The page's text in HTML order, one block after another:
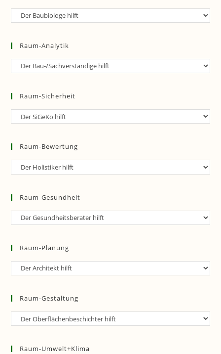
Raum-
Raum-Analytik
Raum-
Raum-Sicherheit
Raum-
Raum-Bewertung
Raum-
Raum-Gesundheit
Raum-
Raum-Planung
Raum-
Raum-Gestaltung
Raum-
Raum-Umwelt+Klima